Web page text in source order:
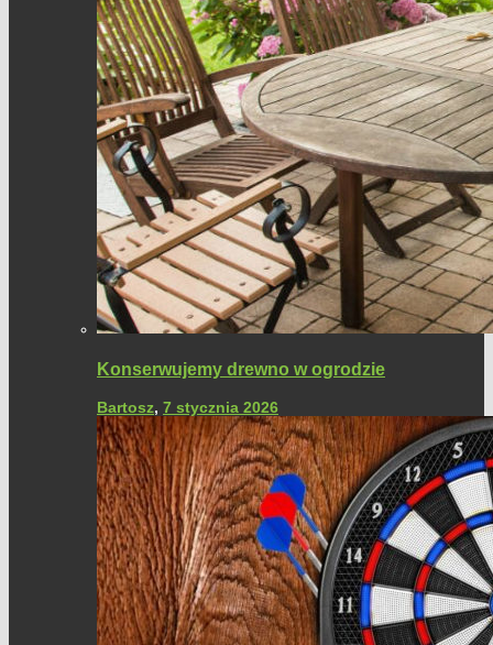
Konserwujemy drewno w ogrodzie
Bartosz, 7 stycznia 2026